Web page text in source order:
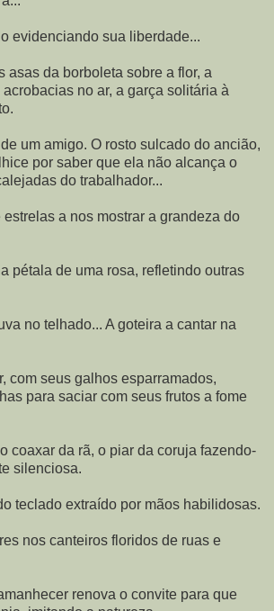
evidenciando sua liberdade...
asas da borboleta sobre a flor, a
no ar, a garça solitária à
um amigo. O rosto sulcado do ancião,
por saber que ela não alcança o
do trabalhador...
a nos mostrar a grandeza do
pétala de uma rosa, refletindo outras
no telhado... A goteira a cantar na
com seus galhos esparramados,
para saciar com seus frutos a fome
coaxar da rã, o piar da coruja fazendo-
silenciosa.
teclado extraído por mãos habilidosas.
nos canteiros floridos de ruas e
renova o convite para que